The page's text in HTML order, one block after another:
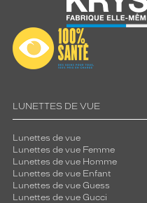
LUNETTES DE VUE
Lunettes de vue
Lunettes de vue Femme
Lunettes de vue Homme
Lunettes de vue Enfant
Lunettes de vue Guess
Lunettes de vue Gucci